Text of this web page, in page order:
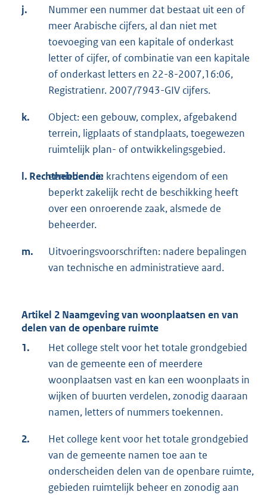
j.
Nummer een nummer dat bestaat uit een of
meer Arabische cijfers, al dan niet met
toevoeging van een kapitale of onderkast
letter of cijfer, of combinatie van een kapitale
of onderkast letters en 22-8-2007,16:06,
Registratienr. 2007/7943-GIV cijfers.
k.
Object: een gebouw, complex, afgebakend
terrein, ligplaats of standplaats, toegewezen
ruimtelijk plan- of ontwikkelingsgebied.
l. Rechthebbende:
eenieder die krachtens eigendom of een
beperkt zakelijk recht de beschikking heeft
over een onroerende zaak, alsmede de
beheerder.
m.
Uitvoeringsvoorschriften: nadere bepalingen
van technische en administratieve aard.
Artikel 2 Naamgeving van woonplaatsen en van
delen van de openbare ruimte
1.
Het college stelt voor het totale grondgebied
van de gemeente een of meerdere
woonplaatsen vast en kan een woonplaats in
wijken of buurten verdelen, zonodig daaraan
namen, letters of nummers toekennen.
2.
Het college kent voor het totale grondgebied
van de gemeente namen toe aan te
onderscheiden delen van de openbare ruimte,
gebieden ruimtelijk beheer en zonodig aan